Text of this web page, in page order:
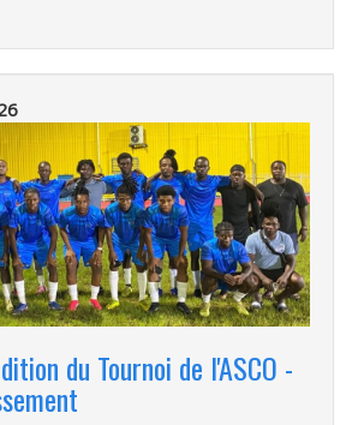
du Tournoi de l'ASCO -